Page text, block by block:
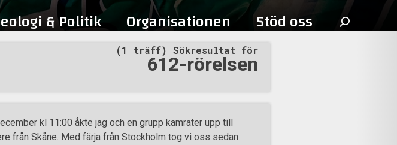
& Politik Organisationen Stöd oss Sök
efter:
(1 träff) Sökresultat för
612-rörelsen
kl 11:00 åkte jag och en grupp kamrater upp till
från Skåne. Med färja från Stockholm tog vi oss sedan